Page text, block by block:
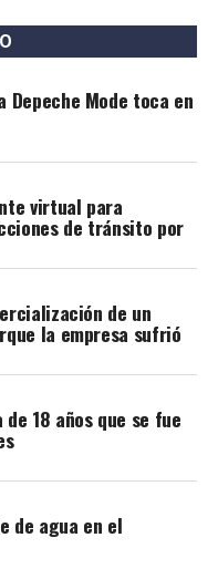
Depeche Mode toca en
virtual para
de tránsito por
de un
la empresa sufrió
18 años que se fue
de agua en el